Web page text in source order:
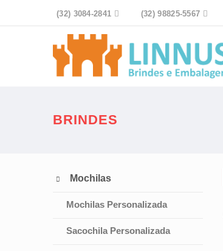
(32) 3084-2841  (32) 98825-5567 
BRINDES
 Mochilas
Mochilas Personalizada
Sacochila Personalizada